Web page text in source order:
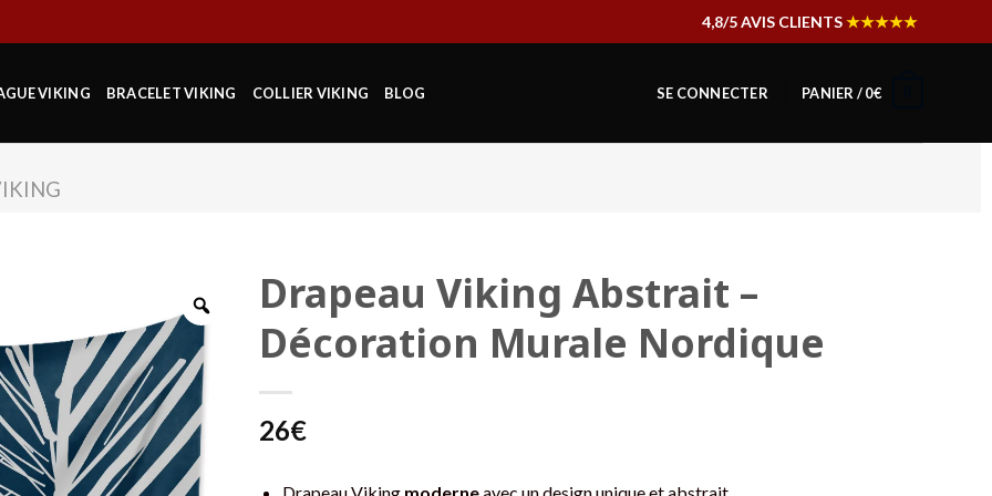
4,8/5 AVIS CLIENTS★★★★★
VIKING BRACELET VIKING COLLIER VIKING BLOG SE CONNECTER PANIER /0€
Drapeau Viking Abstrait –
Décoration Murale Nordique
26€